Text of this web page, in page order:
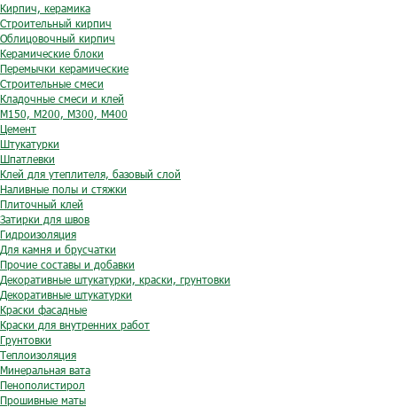
Кирпич, керамика
Строительный кирпич
Облицовочный кирпич
Керамические блоки
Перемычки керамические
Строительные смеси
Кладочные смеси и клей
М150, М200, М300, М400
Цемент
Штукатурки
Шпатлевки
Клей для утеплителя, базовый слой
Наливные полы и стяжки
Плиточный клей
Затирки для швов
Гидроизоляция
Для камня и брусчатки
Прочие составы и добавки
Декоративные штукатурки, краски, грунтовки
Декоративные штукатурки
Краски фасадные
Краски для внутренних работ
Грунтовки
Теплоизоляция
Минеральная вата
Пенополистирол
Прошивные маты